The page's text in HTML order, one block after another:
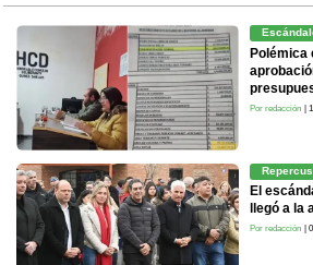
Polémica
Por redacción |
El
llegó a la
Por redacción |